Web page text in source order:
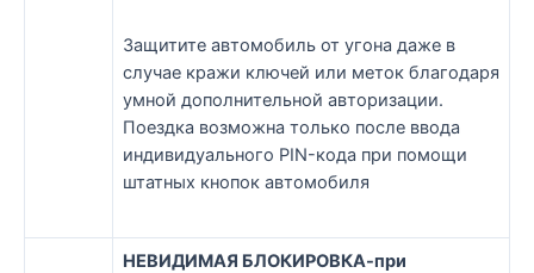
Защитите автомобиль от угона даже в
случае кражи ключей или меток благодаря
умной дополнительной авторизации.
Поездка возможна только после ввода
индивидуального PIN-кода при помощи
штатных кнопок автомобиля
НЕВИДИМАЯ БЛОКИРОВКА-при